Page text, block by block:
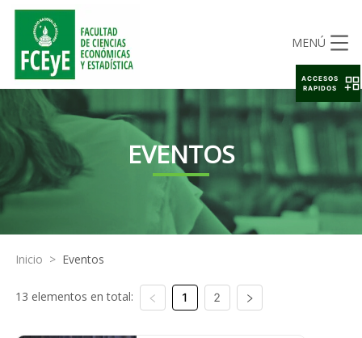
MENÚ
EVENTOS
Inicio > Eventos
13 elementos en total: 1 2
ACCESOS
RAPIDOS